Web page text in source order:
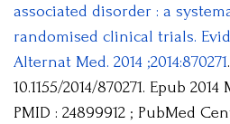
associated disorder : a
randomised clinical trials.
Alternat Med. 2014 ;2014:870271
10.1155/2014/870271. Epub
PMID : 24899912 ; PubMed